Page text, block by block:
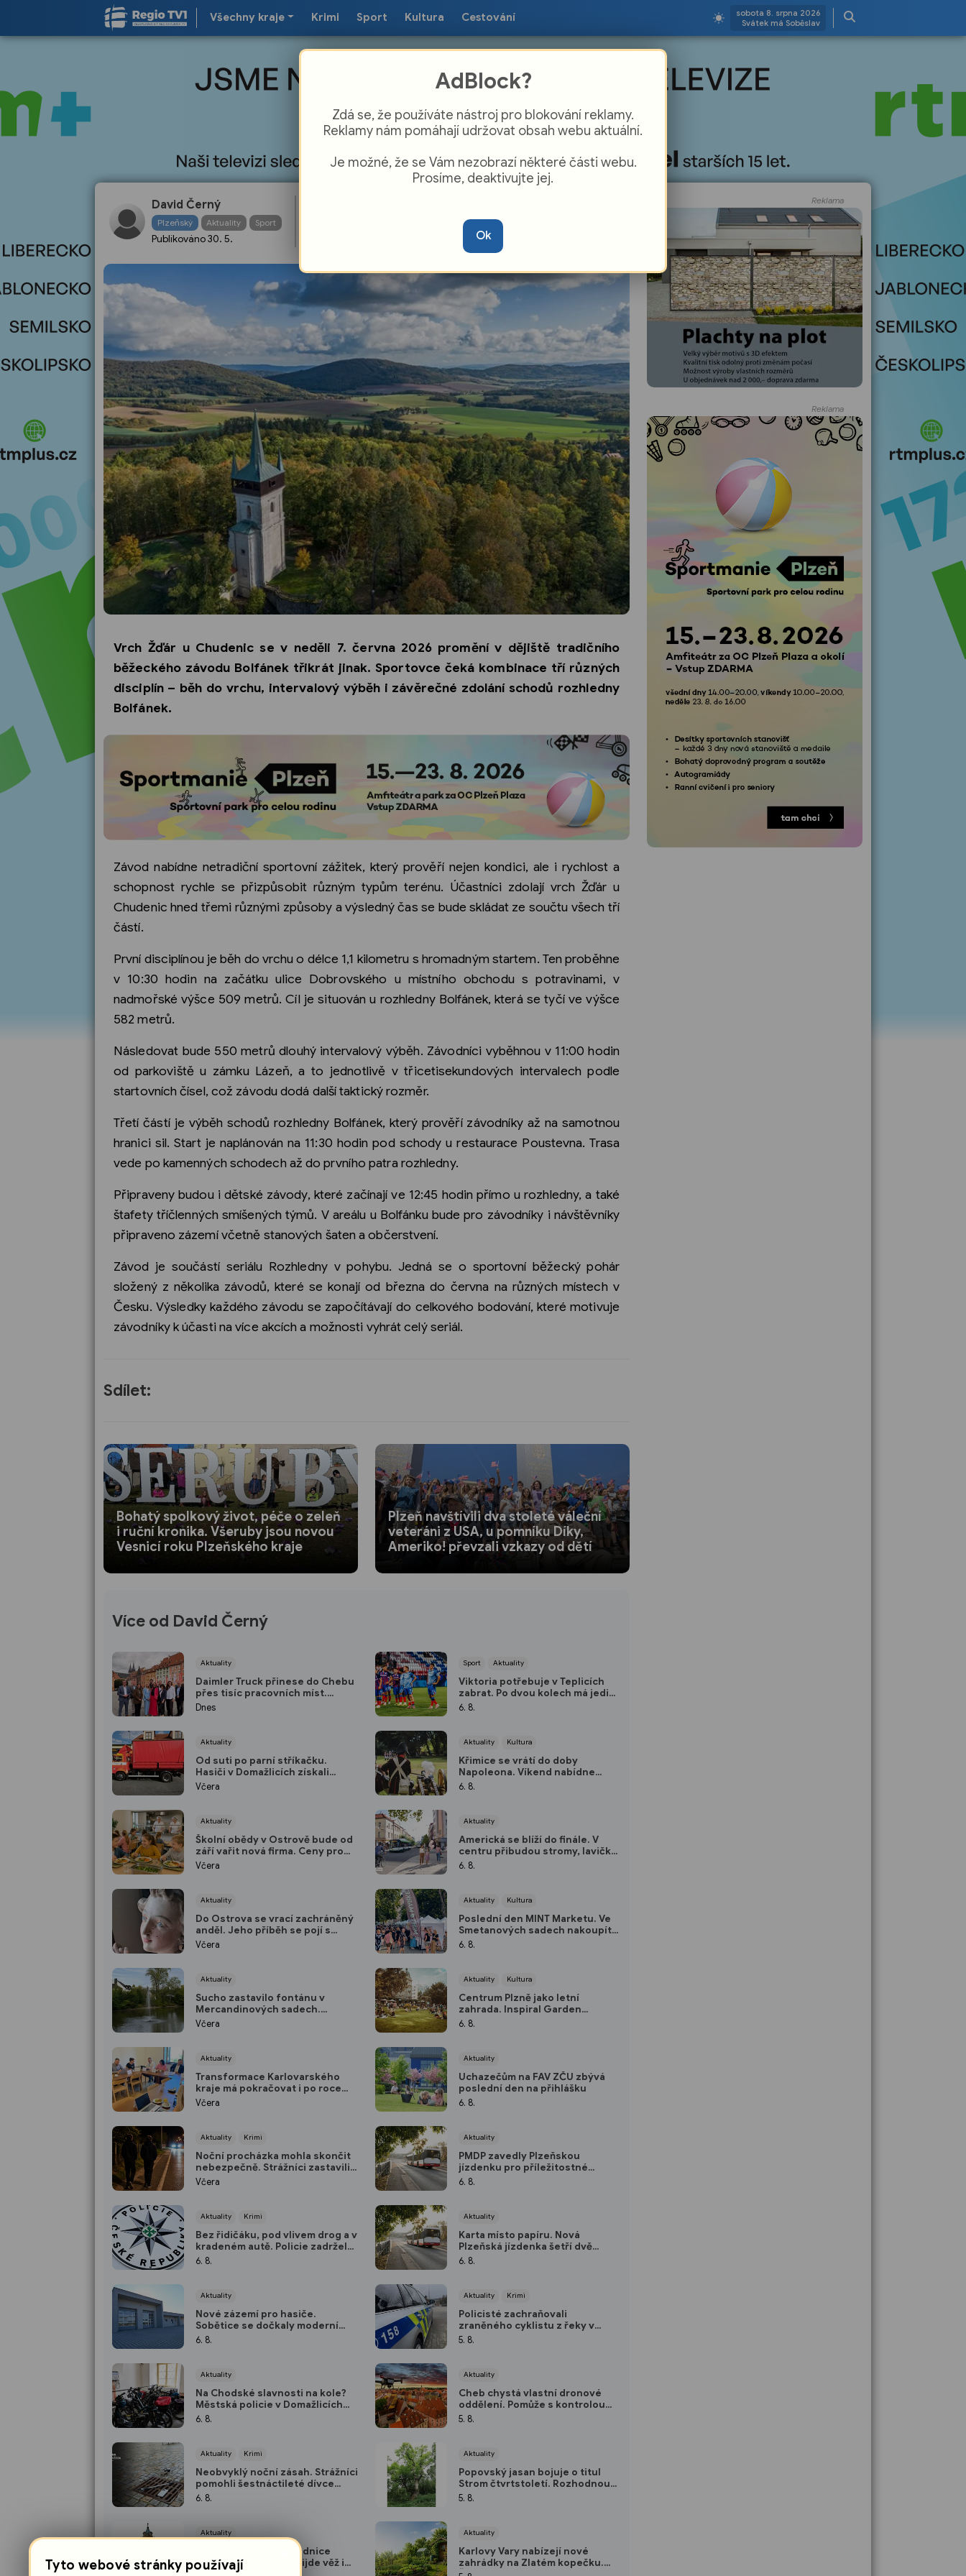
Všechny kraje Krimi Sport Kultura Cestování
sobota 8. srpna 2026
Svátek má Soběslav
David Černý
Plzeňský Aktuality Sport
Publikováno30. 5.
vrchu, výběh do schodů i intervalový
Vrch Žďár u Chudenic se v neděli 7. června 2026 promění v dějiště tradičního
běžeckého závodu Bolfánek třikrát jinak. Sportovce čeká kombinace tří různých
disciplín – běh do vrchu, intervalový výběh i závěrečné zdolání schodů rozhledny
Bolfánek.
Závod nabídne netradiční sportovní zážitek, který prověří nejen kondici, ale i rychlost a
schopnost rychle se přizpůsobit různým typům terénu. Účastníci zdolají vrch Žďár u
Chudenic hned třemi různými způsoby a výsledný čas se bude skládat ze součtu všech tří
částí.
První disciplínou je běh do vrchu o délce 1,1 kilometru s hromadným startem. Ten proběhne
v 10:30 hodin na začátku ulice Dobrovského u místního obchodu s potravinami, v
nadmořské výšce 509 metrů. Cíl je situován u rozhledny Bolfánek, která se tyčí ve výšce
582 metrů.
Následovat bude 550 metrů dlouhý intervalový výběh. Závodníci vyběhnou v 11:00 hodin
od parkoviště u zámku Lázeň, a to jednotlivě v třicetisekundových intervalech podle
startovních čísel, což závodu dodá další taktický rozměr.
Třetí částí je výběh schodů rozhledny Bolfánek, který prověří závodníky až na samotnou
hranici sil. Start je naplánován na 11:30 hodin pod schody u restaurace Poustevna. Trasa
vede po kamenných schodech až do prvního patra rozhledny.
Připraveny budou i dětské závody, které začínají ve 12:45 hodin přímo u rozhledny, a také
štafety tříčlenných smíšených týmů. V areálu u Bolfánku bude pro závodníky i návštěvníky
připraveno zázemí včetně stanových šaten a občerstvení.
Závod je součástí seriálu Rozhledny v pohybu. Jedná se o sportovní běžecký pohár
složený z několika závodů, které se konají od března do června na různých místech v
Česku. Výsledky každého závodu se započítávají do celkového bodování, které motivuje
závodníky k účasti na více akcích a možnosti vyhrát celý seriál.
Sdílet:
Bohatý spolkový život, péče o zeleň
i ruční kronika. Všeruby jsou novou
Vesnicí roku Plzeňského kraje
Plzeň navštívili dva stoleté váleční
veteráni z USA, u pomníku Díky,
Ameriko! převzali vzkazy od dětí
Více od David Černý
Aktuality
Daimler Truck přinese do Chebu
přes tisíc pracovních míst.
Hledat chce hlavně lidi z regionu
Dnes
Aktuality
Od suti po parní stříkačku.
Hasiči v Domažlicích získali
univerzální kontejner
Včera
Aktuality
Školní obědy v Ostrově bude od
září vařit nová firma. Ceny pro
rodiče zůstávají stejné
Včera
Aktuality
Do Ostrova se vrací zachráněný
anděl. Jeho příběh se pojí s
Karlem Krylem
Včera
Aktuality
Sucho zastavilo fontánu v
Mercandinových sadech.
Hladina rybníka výrazně klesla
Včera
Aktuality
Transformace Karlovarského
kraje má pokračovat i po roce
2027
Včera
Aktuality Krimi
Noční procházka mohla skončit
nebezpečně. Strážníci zastavili
dva mladíky mířící do Bohatic
Včera
Aktuality Krimi
Bez řidičáku, pod vlivem drog a v
kradeném autě. Policie zadržela
třicetiletého muže
6. 8.
Aktuality
Nové zázemí pro hasiče.
Sobětice se dočkaly moderní
požární zbrojnice
6. 8.
Aktuality
Na Chodské slavnosti na kole?
Městská policie v Domažlicích
nabídne bezplatnou úschovnu
6. 8.
Aktuality Krimi
Neobvyklý noční zásah. Strážníci
pomohli šestnáctileté dívce
získat zpět mobil
6. 8.
Aktuality
Oprava domažlické radnice
pokračuje. Na řadu přijde věž i
Sport Aktuality
Viktoria potřebuje v Teplicích
zabrat. Po dvou kolech má jediný
bod
6. 8.
Aktuality Kultura
Křimice se vrátí do doby
Napoleona. Víkend nabídne
historický výlet pro děti
6. 8.
Aktuality
Americká se blíží do finále. V
centru přibudou stromy, lavičky
i nové zastávky
6. 8.
Aktuality Kultura
Poslední den MINT Marketu. Ve
Smetanových sadech nakoupíte
módu, šperky i keramiku
6. 8.
Aktuality Kultura
Centrum Plzně jako letní
zahrada. Inspiral Garden
pokračuje až do soboty
6. 8.
Aktuality
Uchazečům na FAV ZČU zbývá
poslední den na přihlášku
6. 8.
Aktuality
PMDP zavedly Plzeňskou
jízdenku pro příležitostné
cestující
6. 8.
Aktuality
Karta místo papíru. Nová
Plzeňská jízdenka šetří dvě
koruny a umožní přestup
6. 8.
Aktuality Krimi
Policisté zachraňovali
zraněného cyklistu z řeky v
centru Karlových Varů
5. 8.
Aktuality
Cheb chystá vlastní dronové
oddělení. Pomůže s kontrolou
majetku i bezpečností ve městě
5. 8.
Aktuality
Popovský jasan bojuje o titul
Strom čtvrtstoletí. Rozhodnou
hlasy veřejnosti
5. 8.
Aktuality
Karlovy Vary nabízejí nové
zahrádky na Zlatém kopečku.
Reklama
Reklama
AdBlock?
Zdá se, že používáte nástroj pro blokování reklamy.
Reklamy nám pomáhají udržovat obsah webu aktuální.
Je možné, že se Vám nezobrazí některé části webu.
Prosíme, deaktivujte jej.
Ok
Tyto webové stránky používají